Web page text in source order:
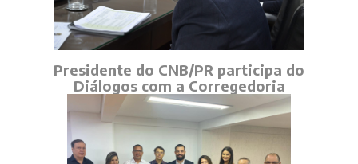
Presidente do CNB/PR participa do
Diálogos com a Corregedoria